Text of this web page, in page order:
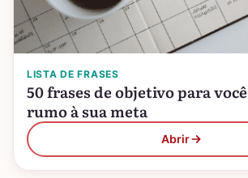
LISTA DE FRASES
50 frases de objetivo para
rumo à sua meta
Abrir